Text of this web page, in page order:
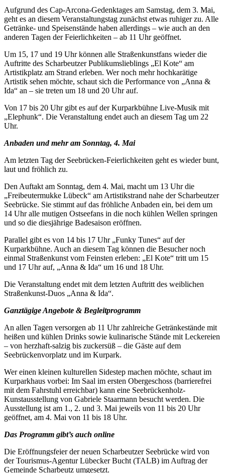
Aufgrund des Cap-Arcona-Gedenktages am Samstag, dem 3. Mai,
geht es an diesem Veranstaltungstag zunächst etwas ruhiger zu. Alle
Getränke- und Speisenstände haben allerdings – wie auch an den
anderen Tagen der Feierlichkeiten – ab 11 Uhr geöffnet.
Um 15, 17 und 19 Uhr können alle Straßenkunstfans wieder die
Auftritte des Scharbeutzer Publikumslieblings „El Kote“ am
Artistikplatz am Strand erleben. Wer noch mehr hochkarätige
Artistik sehen möchte, schaut sich die Performance von „Anna &
Ida“ an – sie treten um 18 und 20 Uhr auf.
Von 17 bis 20 Uhr gibt es auf der Kurparkbühne Live-Musik mit
„Elephunk“. Die Veranstaltung endet auch an diesem Tag um 22
Uhr.
Anbaden und mehr am Sonntag, 4. Mai
Am letzten Tag der Seebrücken-Feierlichkeiten geht es wieder bunt,
laut und fröhlich zu.
Den Auftakt am Sonntag, dem 4. Mai, macht um 13 Uhr die
„Freibeutermukke Lübeck“ am Artistikstrand nahe der Scharbeutzer
Seebrücke. Sie stimmt auf das fröhliche Anbaden ein, bei dem um
14 Uhr alle mutigen Ostseefans in die noch kühlen Wellen springen
und so die diesjährige Badesaison eröffnen.
Parallel gibt es von 14 bis 17 Uhr „Funky Tunes“ auf der
Kurparkbühne. Auch an diesem Tag können die Besucher noch
einmal Straßenkunst vom Feinsten erleben: „El Kote“ tritt um 15
und 17 Uhr auf, „Anna & Ida“ um 16 und 18 Uhr.
Die Veranstaltung endet mit dem letzten Auftritt des weiblichen
Straßenkunst-Duos „Anna & Ida“.
Ganztägige Angebote & Begleitprogramm
An allen Tagen versorgen ab 11 Uhr zahlreiche Getränkestände mit
heißen und kühlen Drinks sowie kulinarische Stände mit Leckereien
– von herzhaft-salzig bis zuckersüß – die Gäste auf dem
Seebrückenvorplatz und im Kurpark.
Wer einen kleinen kulturellen Side­step machen möchte, schaut im
Kurparkhaus vorbei: Im Saal im ersten Obergeschoss (barrierefrei
mit dem Fahrstuhl erreichbar) kann eine Seebrückenholz-
Kunstausstellung von Gabriele Staarmann besucht werden. Die
Ausstellung ist am 1., 2. und 3. Mai jeweils von 11 bis 20 Uhr
geöffnet, am 4. Mai von 11 bis 18 Uhr.
Das Programm gibt’s auch online
Die Eröffnungsfeier der neuen Scharbeutzer Seebrücke wird von
der Tourismus-Agentur Lübecker Bucht (TALB) im Auftrag der
Gemeinde Scharbeutz umgesetzt.